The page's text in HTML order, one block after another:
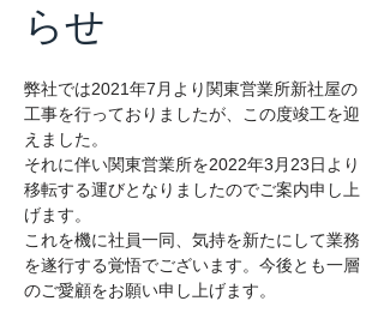
らせ
弊社では2021年7月より関東営業所新社屋の
工事を行っておりましたが、この度竣工を迎
えました。
それに伴い関東営業所を2022年3月23日より
移転する運びとなりましたのでご案内申し上
げます。
これを機に社員一同、気持を新たにして業務
を遂行する覚悟でございます。今後とも一層
のご愛顧をお願い申し上げます。